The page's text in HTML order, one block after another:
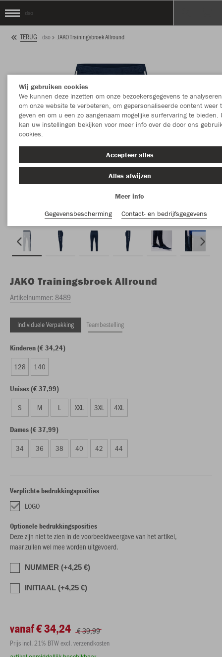
dso
TERUG dso JAKO Trainingsbroek Allround
JAKO Trainingsbroek Allround
Artikelnummer:8489
Individuele Verpakking Teambestelling
Kinderen (€ 34,24)
128 140
Unisex (€ 37,99)
S M L XXL 3XL 4XL
Dames (€ 37,99)
34 36 38 40 42 44
Verplichte bedrukkingsposities
LOGO
Optionele bedrukkingsposities
Deze zijn niet te zien in de voorbeeldweergave van het artikel,
maar zullen wel mee worden uitgevoerd.
NUMMER (+4,25 €)
INITIAAL (+4,25 €)
vanaf € 34,24 € 39,99
Prijs incl. 21% BTW excl. verzendkosten
Wij gebruiken cookies
We kunnen deze inzetten om onze bezoekersgegevens te
om onze website te verbeteren, om gepersonaliseerde content weer
geven en om u een zo aangenaam mogelijke surfervaring te bieden.
kan uw instellingen bekijken voor meer info over de door ons
cookies.
Accepteer alles
Alles afwijzen
Meer info
Gegevensbescherming
Contact- en bedrijfsgegevens